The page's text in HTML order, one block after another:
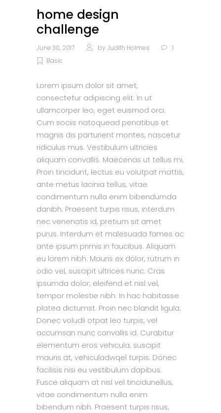
home design
challenge
June 30, 2017 by Judith Holmes
1
Basic
Lorem ipsum dolor sit amet,
consectetur adipiscing elit. In ut
ullamcorper leo, eget euismod orci.
Cum sociis natoquead penatibus et
magnis dis parturient montes, nascetur
ridiculus mus. Vestibulum ultricies
aliquam convallis. Maecenas ut tellus mi.
Proin tincidunt, lectus eu volutpat mattis,
ante metus lacinia tellus, vitae
condimentum nulla enim bibendumda
danibh. Praesent turpis risus, interdum
nec venenatis id, pretium sit amet
purus. Interdum et malesuada fames ac
ante ipsum primis in faucibus. Aliquam
eu lorem nibh. Mauris ex dolor, rutrum in
odio vel, suscipit ultrices nunc. Cras
ipsumda dolor, eleifend et nisl vel,
tempor molestie nibh. In hac habitasse
platea dictumst. Proin nec blandit ligula.
Donec voludli otpat leo turpis, vel
accumsan nunc convallis id. Curabitur
elementum eros vehicula, suscipit
mauris at, vehiculadwqel turpis. Donec
facilisis nisi eu vestibulum dapibus.
Fusce aliquam at nisl vel tincidunellus,
vitae condimentum nulla enim
bibendum nibh. Praesent turpis risus,